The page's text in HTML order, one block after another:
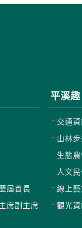
屆首長
席副主席
平溪趣
交通資
山林
生態
人文
線上
觀光資